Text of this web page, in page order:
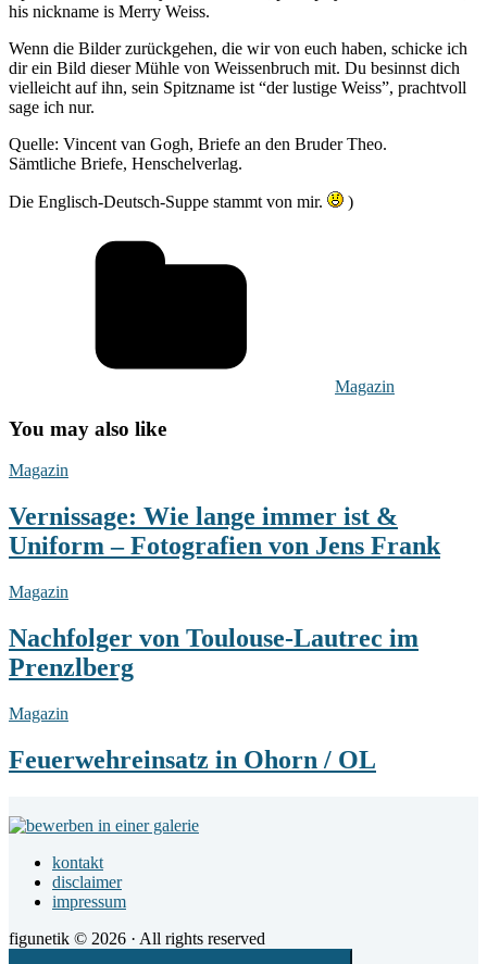
his nickname is Merry Weiss.
Wenn die Bilder zurückgehen, die wir von euch haben, schicke ich
dir ein Bild dieser Mühle von Weissenbruch mit. Du besinnst dich
vielleicht auf ihn, sein Spitzname ist “der lustige Weiss”, prachtvoll
sage ich nur.
Quelle: Vincent van Gogh, Briefe an den Bruder Theo.
Sämtliche Briefe, Henschelverlag.
Die Englisch-Deutsch-Suppe stammt von mir. )
Magazin
You may also like
Vernissage:
lange
immer
ist
Uniform
–
Fotografien
von
Jens
Frank
Magazin
Vernissage: Wie lange immer ist &
Uniform – Fotografien von Jens Frank
Nachfolger
Toulouse-
Lautrec
im
Magazin
Nachfolger von Toulouse-Lautrec im
Prenzlberg
Feuerwehreinsatz
Ohorn
/
Magazin
Feuerwehreinsatz in Ohorn / OL
Footer
Widget
Areakontakt
disclaimer
impressum
figunetik © 2026 · All rights reserved